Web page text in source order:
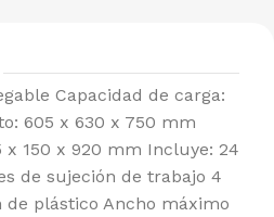
Capacidad de carga:
605 x 630 x 750 mm
x 150 x 920 mm Incluye: 24
de sujeción de trabajo 4
de plástico Ancho máximo